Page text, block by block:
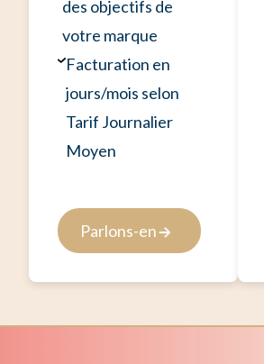
des objectifs de
votre marque
Facturation en
jours/mois selon
Tarif Journalier
Moyen
Parlons-en